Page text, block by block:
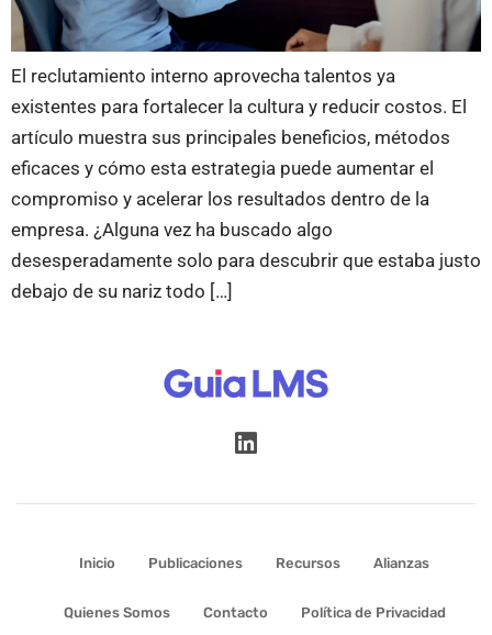
El reclutamiento interno aprovecha talentos ya
existentes para fortalecer la cultura y reducir costos. El
artículo muestra sus principales beneficios, métodos
eficaces y cómo esta estrategia puede aumentar el
compromiso y acelerar los resultados dentro de la
empresa. ¿Alguna vez ha buscado algo
desesperadamente solo para descubrir que estaba justo
debajo de su nariz todo […]
Inicio Publicaciones Recursos Alianzas
Quienes Somos Contacto Política de Privacidad